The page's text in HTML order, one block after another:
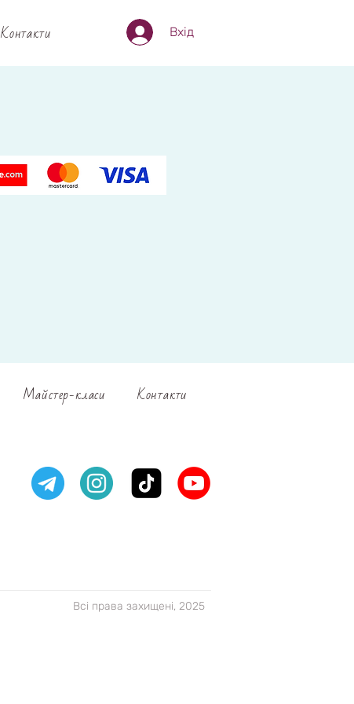
Контакти Вхід
Майстер-класи Контакти
Всі права захищені, 2025